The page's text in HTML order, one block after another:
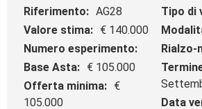
Riferimento: AG28
Valore stima: € 140.000
Numero esperimento:
Base Asta: € 105.000
Offerta minima: €
105.000
Tipo di
Rialzo-
Data